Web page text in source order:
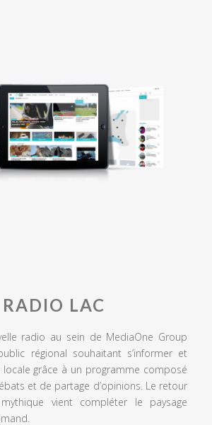
RADIO LAC
radio au sein de MediaOne Group
régional souhaitant s’informer et
grâce à un programme composé
et de partage d’opinions. Le retour
vient compléter le paysage